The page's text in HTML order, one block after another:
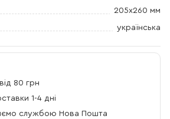
205х260 мм
українська
80 грн
1-4 дні
службою Нова Пошта